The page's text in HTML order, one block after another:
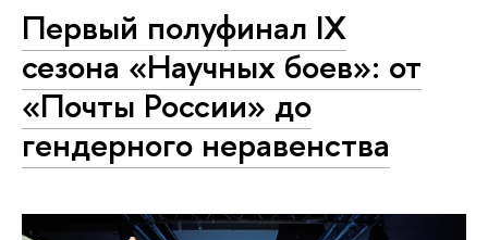
Первый полуфинал IX
сезона «Научных боев»: от
«Почты России» до
гендерного неравенства